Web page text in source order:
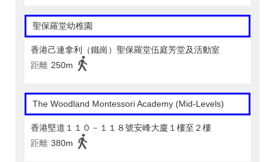
聖保羅堂幼稚園
香港己連拿利（鐵崗）聖保羅堂伍庭芳堂及活動室
距離 250m
The Woodland Montessori Academy (Mid-Levels)
香港堅道１１０－１１８號安峰大廈１樓至２樓
距離 380m